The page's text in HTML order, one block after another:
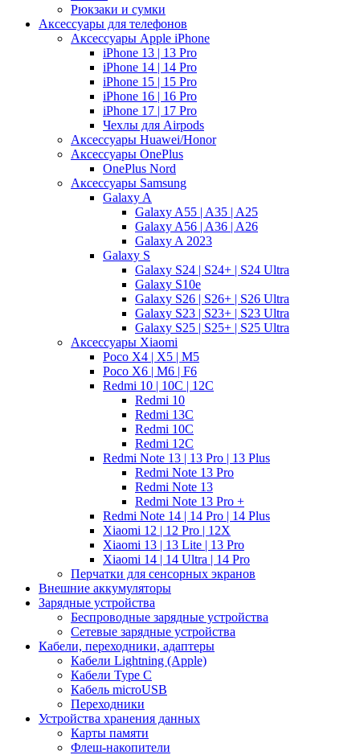
Рюкзаки и сумки
Аксессуары для телефонов
Аксессуары Apple iPhone
iPhone 13 | 13 Pro
iPhone 14 | 14 Pro
iPhone 15 | 15 Pro
iPhone 16 | 16 Pro
iPhone 17 | 17 Pro
Чехлы для Airpods
Аксессуары Huawei/Honor
Аксессуары OnePlus
OnePlus Nord
Аксессуары Samsung
Galaxy A
Galaxy A55 | A35 | A25
Galaxy A56 | A36 | A26
Galaxy A 2023
Galaxy S
Galaxy S24 | S24+ | S24 Ultra
Galaxy S10e
Galaxy S26 | S26+ | S26 Ultra
Galaxy S23 | S23+ | S23 Ultra
Galaxy S25 | S25+ | S25 Ultra
Аксессуары Xiaomi
Poco X4 | X5 | M5
Poco X6 | M6 | F6
Redmi 10 | 10C | 12C
Redmi 10
Redmi 13C
Redmi 10C
Redmi 12C
Redmi Note 13 | 13 Pro | 13 Plus
Redmi Note 13 Pro
Redmi Note 13
Redmi Note 13 Pro +
Redmi Note 14 | 14 Pro | 14 Plus
Xiaomi 12 | 12 Pro | 12X
Xiaomi 13 | 13 Lite | 13 Pro
Xiaomi 14 | 14 Ultra | 14 Pro
Перчатки для сенсорных экранов
Внешние аккумуляторы
Зарядные устройства
Беспроводные зарядные устройства
Сетевые зарядные устройства
Кабели, переходники, адаптеры
Кабели Lightning (Apple)
Кабели Type C
Кабель microUSB
Переходники
Устройства хранения данных
Карты памяти
Флеш-накопители